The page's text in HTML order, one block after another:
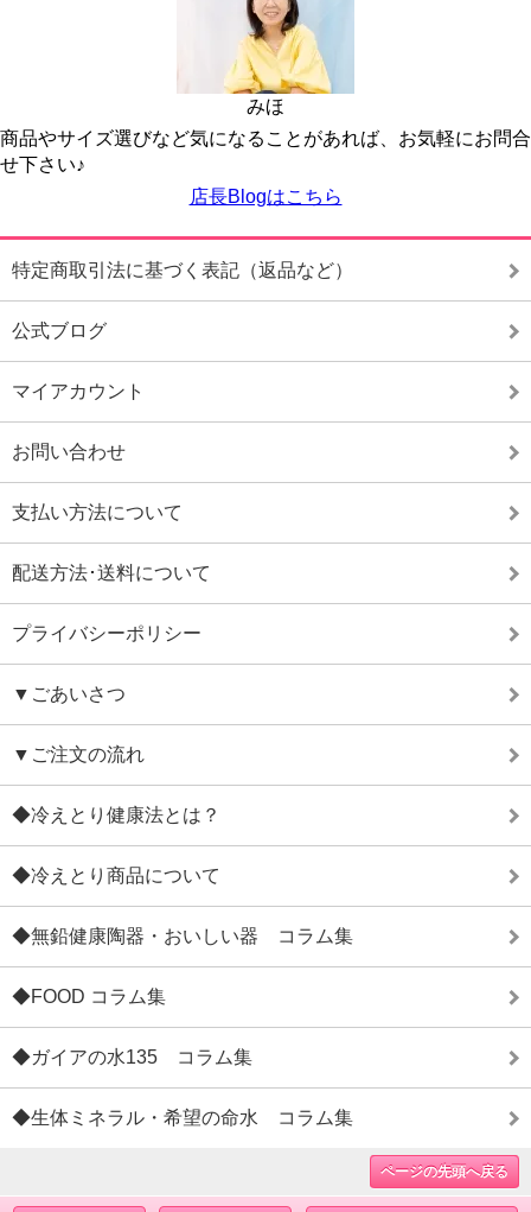
みほ
商品やサイズ選びなど気になることがあれば、お気軽にお問合
せ下さい♪
店長Blogはこちら
特定商取引法に基づく表記（返品など）
公式ブログ
マイアカウント
お問い合わせ
支払い方法について
配送方法･送料について
プライバシーポリシー
▼ごあいさつ
▼ご注文の流れ
◆冷えとり健康法とは？
◆冷えとり商品について
◆無鉛健康陶器・おいしい器 コラム集
◆FOOD コラム集
◆ガイアの水135 コラム集
◆生体ミネラル・希望の命水 コラム集
ページの先頭へ戻る